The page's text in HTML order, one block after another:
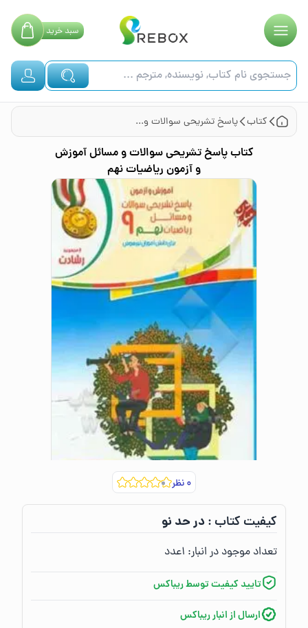
سبدخرید
کتاب پاسخ تشریحی سوالات و مسائل آموزش و آزمون ریاضیات نهم
کتابپاسخ تشریحی سوالات و مسائل آموزش
و آزمون ریاضیات نهم
۰نظر
کیفیت کتاب :‌در حد نو
تعداد موجود در انبار:‌ ۱عدد
تایید کیفیت توسط ریباکس
ارسال از انبار ریباکس